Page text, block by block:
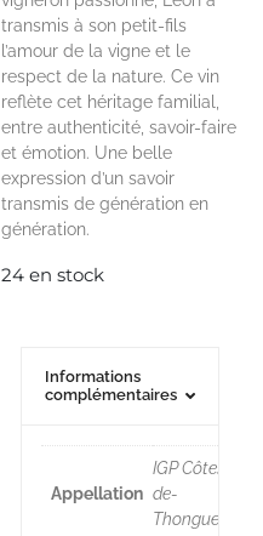
transmis à son petit-fils
l’amour de la vigne et le
respect de la nature. Ce vin
reflète cet héritage familial,
entre authenticité, savoir-faire
et émotion. Une belle
expression d’un savoir
transmis de génération en
génération.
24 en stock
Informations
complémentaires
Appellation
IGP Côtes-
de-
Thongue